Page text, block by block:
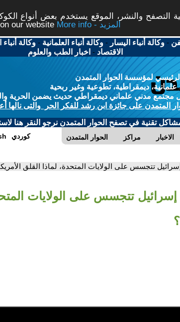
التصفح والنشر، الموقع يستخدم بعض أنواع
our website
More info - المزيد
-وكالة أنباء اليسار -وكالة أنباء العلمانية -وكالة
الاقتصاد - اخبار الطب والعلوم
لمؤسسة الحوار المتمدن
علمانية، ديمقراطية، تطوعية وغير ربحية
مدني علماني ديمقراطي حديث يضمن الحرية
المتمدن على جائزة ابن رشد للفكر الحر والتى نالها
مشاكل تقنية في تصفح الحوار المتمدن نرجو النقر هنا
الحوار المتمدن مراكز الاخبار كوردي
تتجسس على الولايات المتحدة، لماذا القلق
تتجسس على الولايات